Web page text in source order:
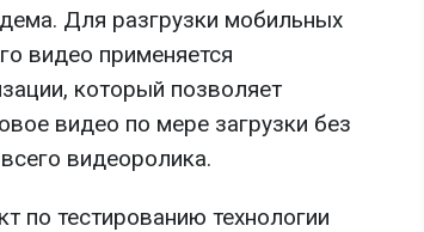
Для разгрузки мобильных
видео применяется
который позволяет
видео по мере загрузки без
видеоролика.
по тестированию технологии